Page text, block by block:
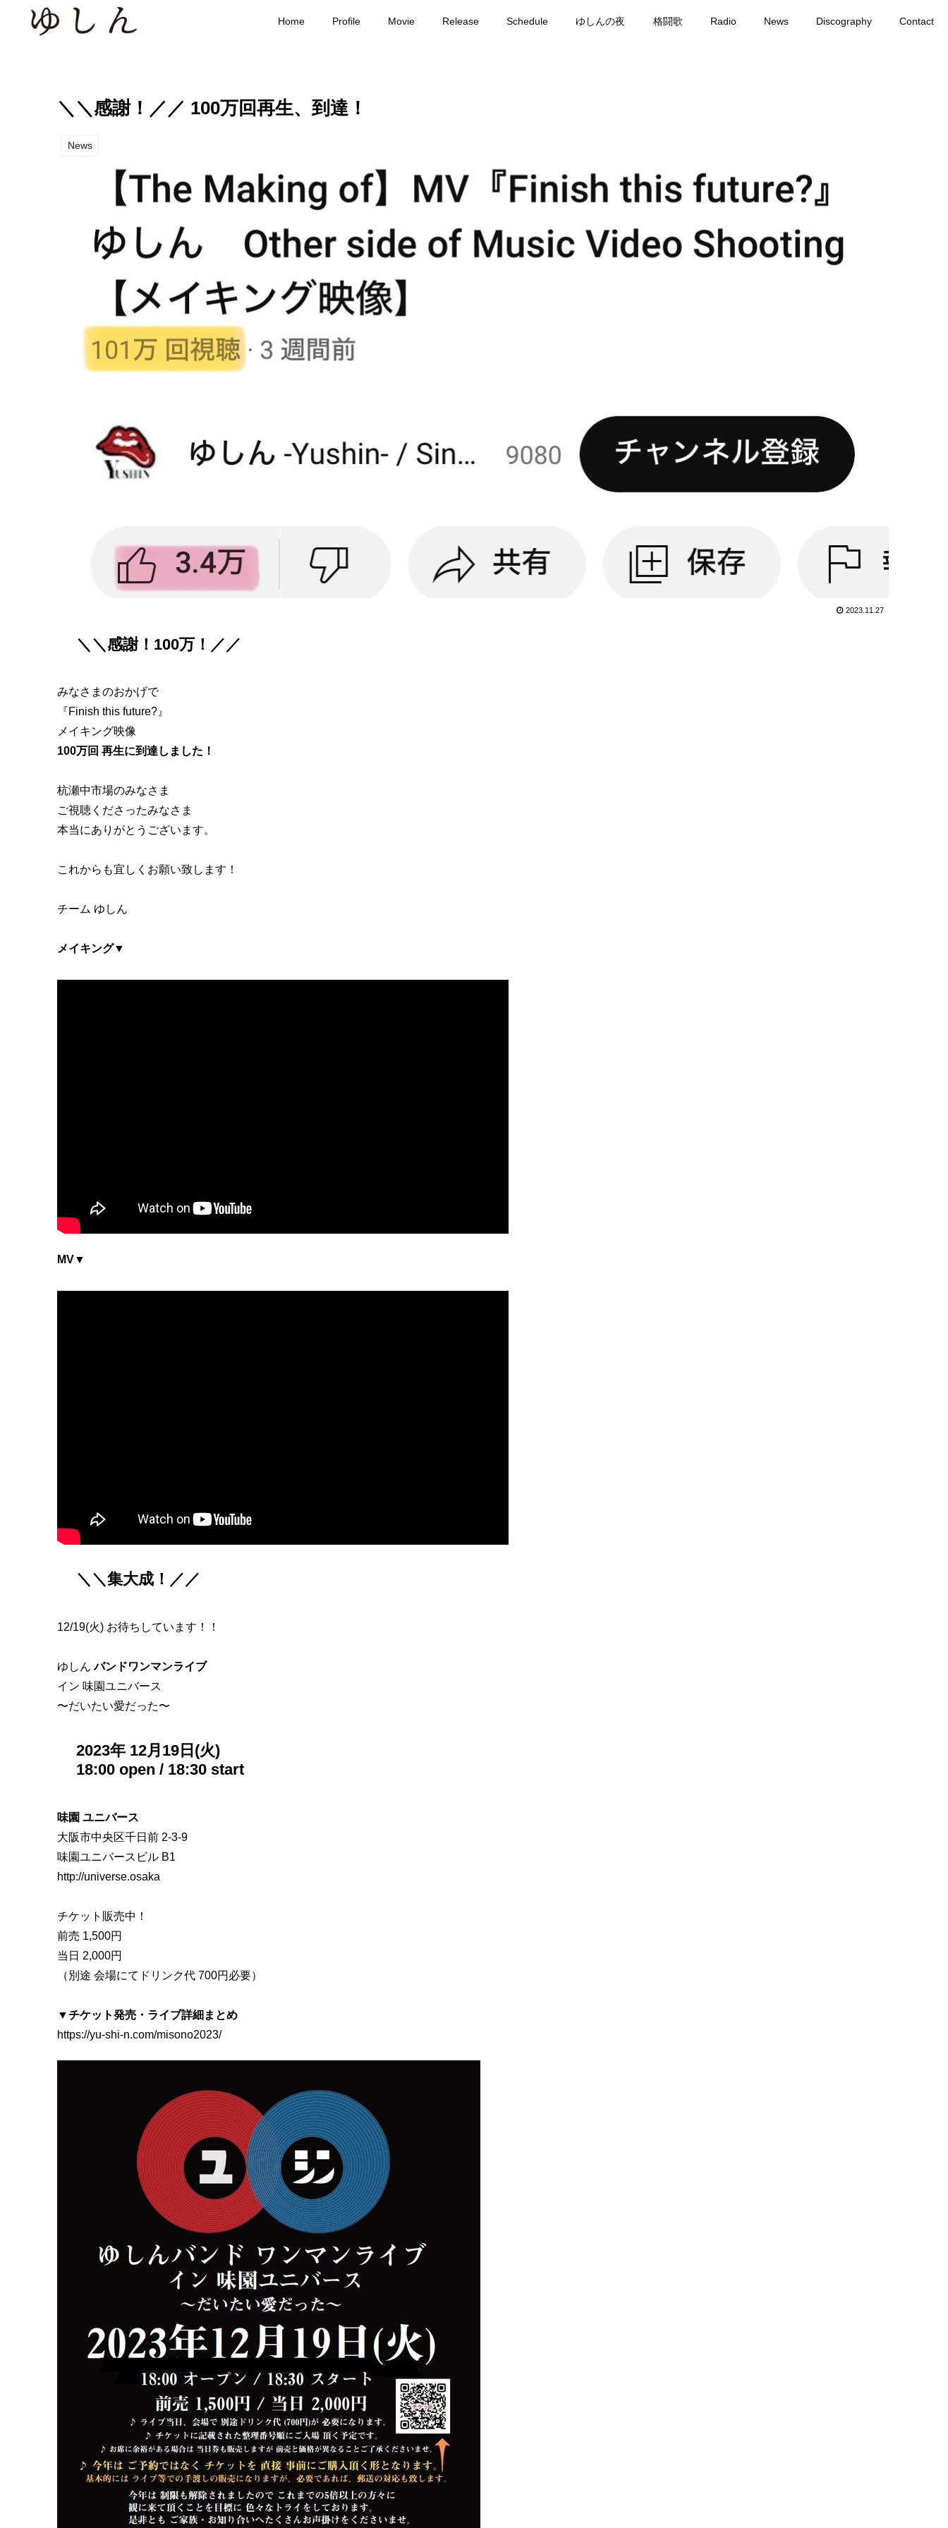
Home Profile Movie Release Schedule ゆしんの夜 格闘歌 Radio News Discography Contact
＼＼感謝！／／ 100万回再生、到達！
News
2023.11.27
＼＼感謝！100万！／／
みなさまのおかげで
『Finish this future?』
メイキング映像
100万回 再生に到達しました！
杭瀬中市場のみなさま
ご視聴くださったみなさま
本当にありがとうございます。
これからも宜しくお願い致します！
チーム ゆしん
メイキング▼
MV▼
＼＼集大成！／／
12/19(火) お待ちしています！！
ゆしんバンドワンマンライブ
イン 味園ユニバース
〜だいたい愛だった〜
2023年 12月19日(火)
18:00 open / 18:30 start
味園 ユニバース
大阪市中央区千日前 2-3-9
味園ユニバースビル B1
http://universe.osaka
チケット販売中！
前売 1,500円
当日 2,000円
（別途 会場にてドリンク代 700円必要）
▼チケット発売・ライブ詳細まとめ
https://yu-shi-n.com/misono2023/